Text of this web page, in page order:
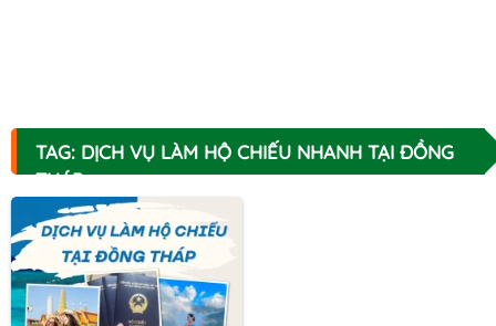
TAG: DỊCH VỤ LÀM HỘ CHIẾU NHANH TẠI ĐỒNG
THÁP